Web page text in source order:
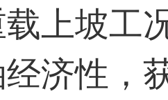
上坡工
济性，